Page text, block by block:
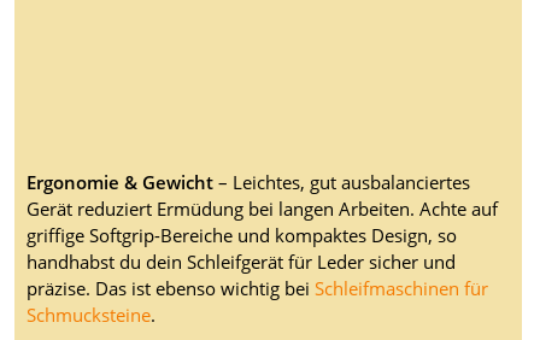
Ergonomie & Gewicht– Leichtes, gut ausbalanciertes
Gerät reduziert Ermüdung bei langen Arbeiten. Achte auf
griffige Softgrip-Bereiche und kompaktes Design, so
handhabst du dein Schleifgerät für Leder sicher und
präzise. Das ist ebenso wichtig bei Schleifmaschinen für
Schmucksteine.